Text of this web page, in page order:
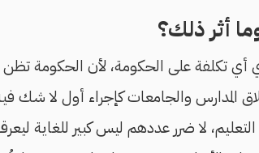
أثر ذلك؟
أي تكلفة على الحكومة، لأن الحكومة
المدارس والجامعات كإجراء أول لا شك
لا ضرر عددهم ليس كبير للغاية